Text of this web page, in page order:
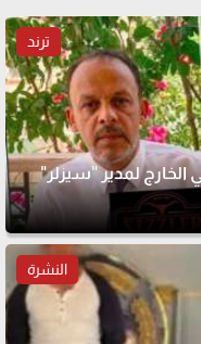
ترند
لمدير "سيزلر"
النشرة